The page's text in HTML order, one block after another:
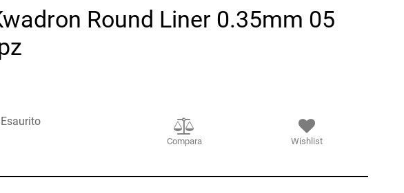
Round Liner 0.35mm 05
Compara Wishlist